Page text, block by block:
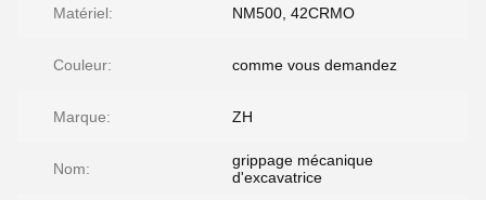
Matériel: NM500, 42CRMO
Couleur: comme vous demandez
Marque: ZH
Nom:
grippage mécanique
d'excavatrice